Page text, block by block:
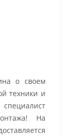
о своем
техники и
На